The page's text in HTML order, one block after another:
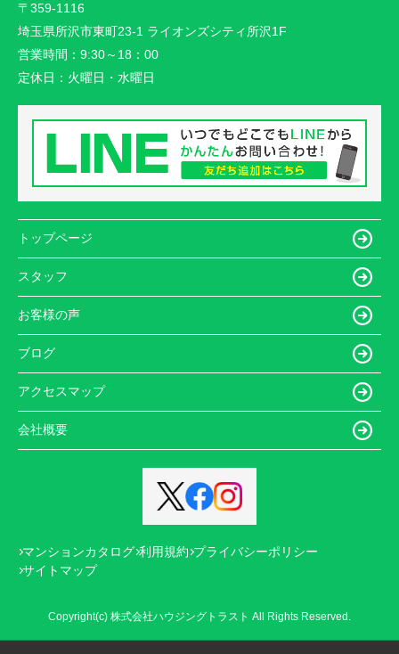
〒359-1116
埼玉県所沢市東町23-1 ライオンズシティ所沢1F
営業時間： 9:30～18：00
定休日： 火曜日・水曜日
トップページ
スタッフ
お客様の声
ブログ
アクセスマップ
会社概要
マンションカタログ 利用規約 プライバシーポリシー
サイトマップ
Copyright(c) 株式会社ハウジングトラスト All Rights Reserved.